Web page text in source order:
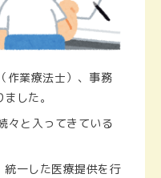
作業療法士）、事務
した。
々と入ってきている
統一した医療提供を行